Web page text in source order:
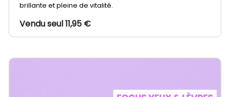
brillante et pleine de vitalité.
Vendu seul 11,95 €